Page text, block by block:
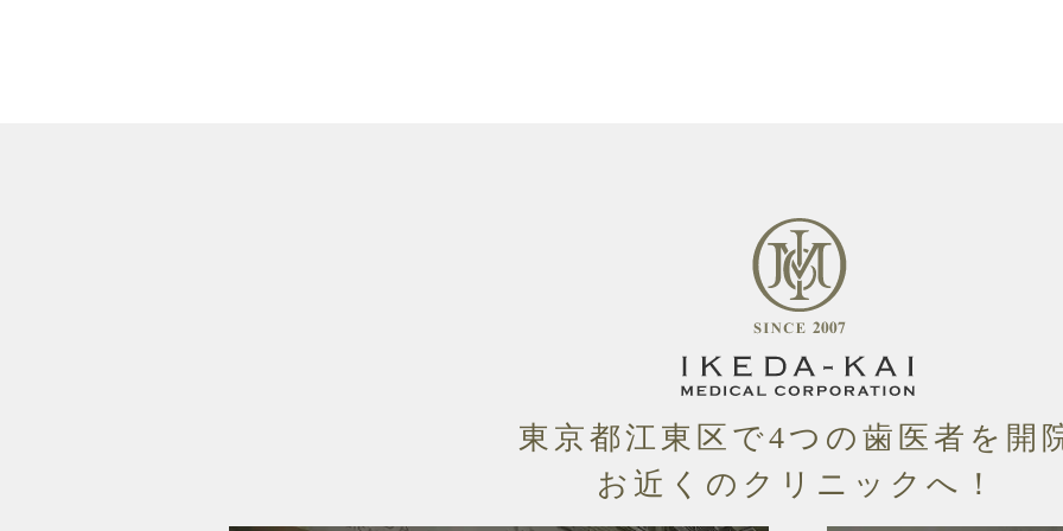
東京都江東区 で4つの 歯医者 を 開
お近くのクリニックへ！